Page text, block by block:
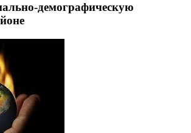
демографическую